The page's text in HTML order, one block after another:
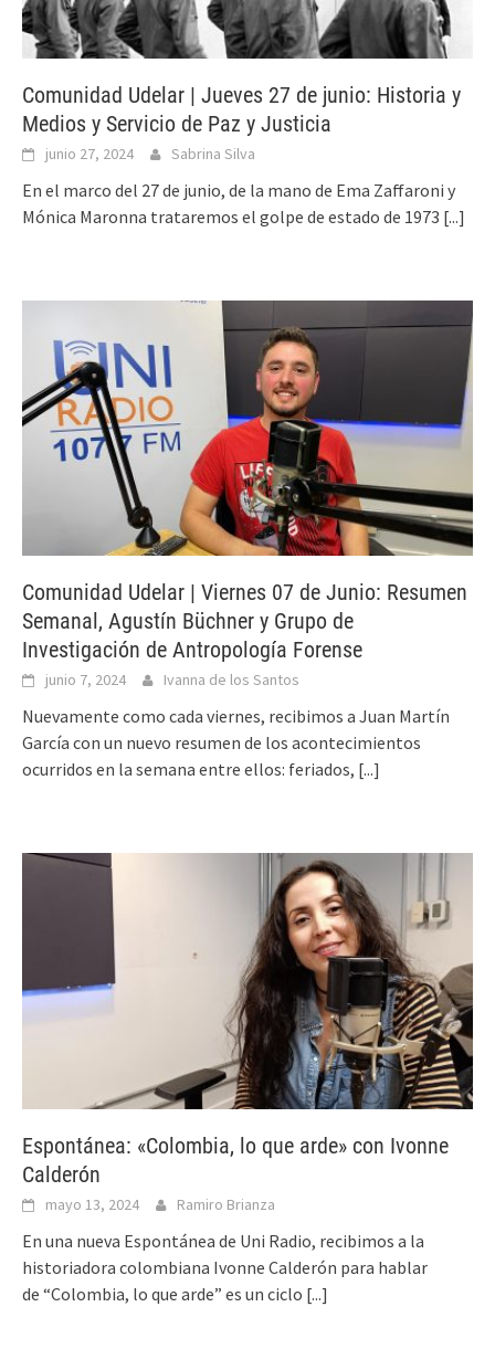
Comunidad Udelar | Jueves 27 de junio: Historia y
Medios y Servicio de Paz y Justicia
junio 27, 2024 Sabrina Silva
En el marco del 27 de junio, de la mano de Ema Zaffaroni y
Mónica Maronna trataremos el golpe de estado de 1973 [...]
Comunidad Udelar | Viernes 07 de Junio: Resumen
Semanal, Agustín Büchner y Grupo de
Investigación de Antropología Forense
junio 7, 2024 Ivanna de los Santos
Nuevamente como cada viernes, recibimos a Juan Martín
García con un nuevo resumen de los acontecimientos
ocurridos en la semana entre ellos: feriados, [...]
Espontánea: «Colombia, lo que arde» con Ivonne
Calderón
mayo 13, 2024 Ramiro Brianza
En una nueva Espontánea de Uni Radio, recibimos a la
historiadora colombiana Ivonne Calderón para hablar
de “Colombia, lo que arde” es un ciclo [...]